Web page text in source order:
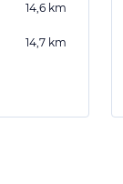
14,6 km
14,7 km